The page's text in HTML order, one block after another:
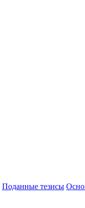
Поданные тезисы